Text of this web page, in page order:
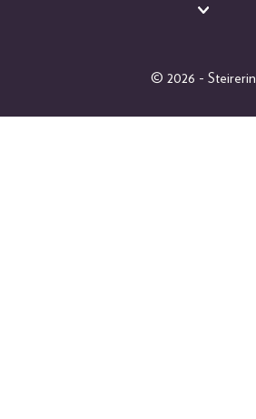
© 2026 - Steirerin